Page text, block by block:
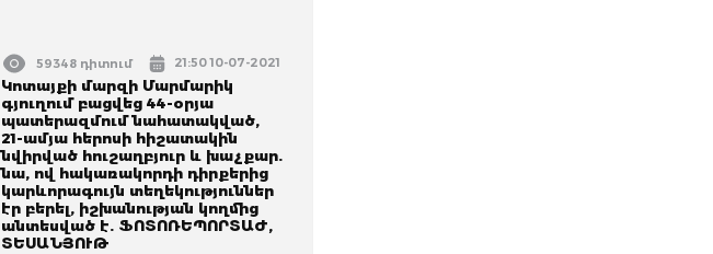
59348 դիտում 21:50 10-07-2021
Կոտայքի մարզի Մարմարիկ
գյուղում բացվեց 44-օրյա
պատերազմում նահատակված,
21-ամյա հերոսի հիշատակին
նվիրված հուշաղբյուր և խաչքար.
նա, ով հակառակորդի դիրքերից
կարևորագույն տեղեկություններ
էր բերել, իշխանության կողմից
անտեսված է. ՖՈՏՈՌԵՊՈՐՏԱԺ,
ՏԵՍԱՆՅՈՒԹ